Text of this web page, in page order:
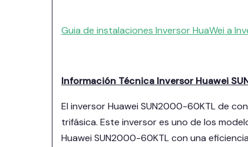
Guia de instalaciones Inversor HuaWei a
Información Técnica Inversor Huawei
El inversor Huawei SUN2000-60KTL de
trifásica. Este inversor es uno de los
Huawei SUN2000-60KTL con una